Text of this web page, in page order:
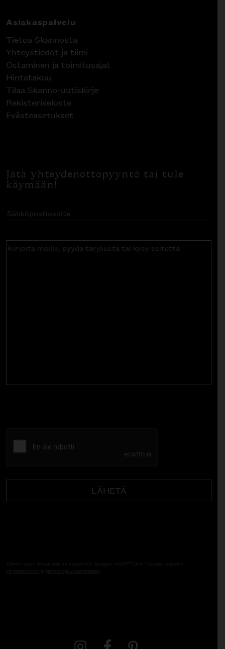
Asiakaspalvelu
Tietoa Skannosta
Yhteystiedot ja tiimi
Ostaminen ja toimitusajat
Hintatakuu
Tilaa Skanno-uutiskirje
Rekisteriseloste
Evästeasetukset
Jätä yhteydenottopyyntö tai tule
käymään!
Sähköpostiosoite(Pakollinen)
Kirjoita